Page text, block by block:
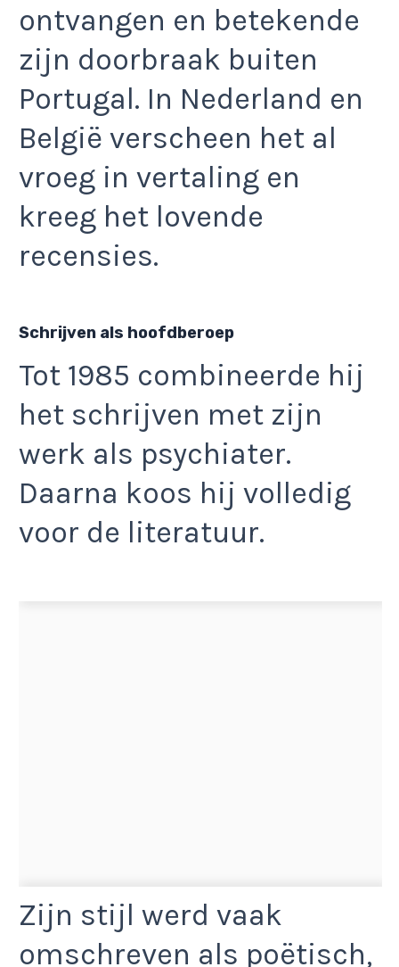
ontvangen en betekende
zijn doorbraak buiten
Portugal. In Nederland en
België verscheen het al
vroeg in vertaling en
kreeg het lovende
recensies.
Schrijven als hoofdberoep
Tot 1985 combineerde hij
het schrijven met zijn
werk als psychiater.
Daarna koos hij volledig
voor de literatuur.
Zijn stijl werd vaak
omschreven als poëtisch,